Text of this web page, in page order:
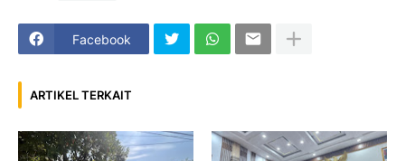
Facebook
ARTIKEL TERKAIT